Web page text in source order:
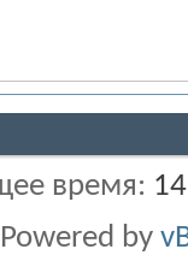
время:
Powered by